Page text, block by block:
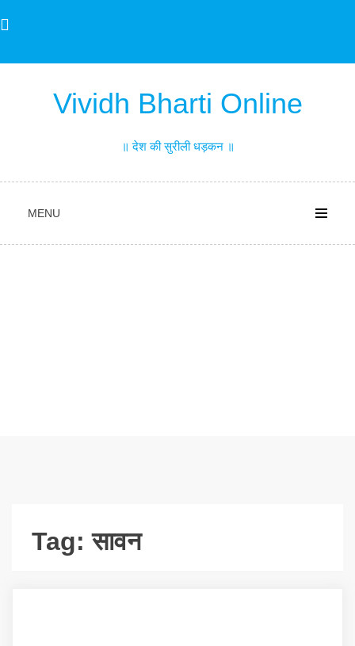
to
Vividh Bharti Online
॥ देश की सुरीली धड़कन ॥
MENU
Tag:सावन